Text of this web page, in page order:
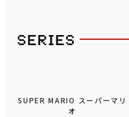
SUPER MARIO スーパーマリ
オ